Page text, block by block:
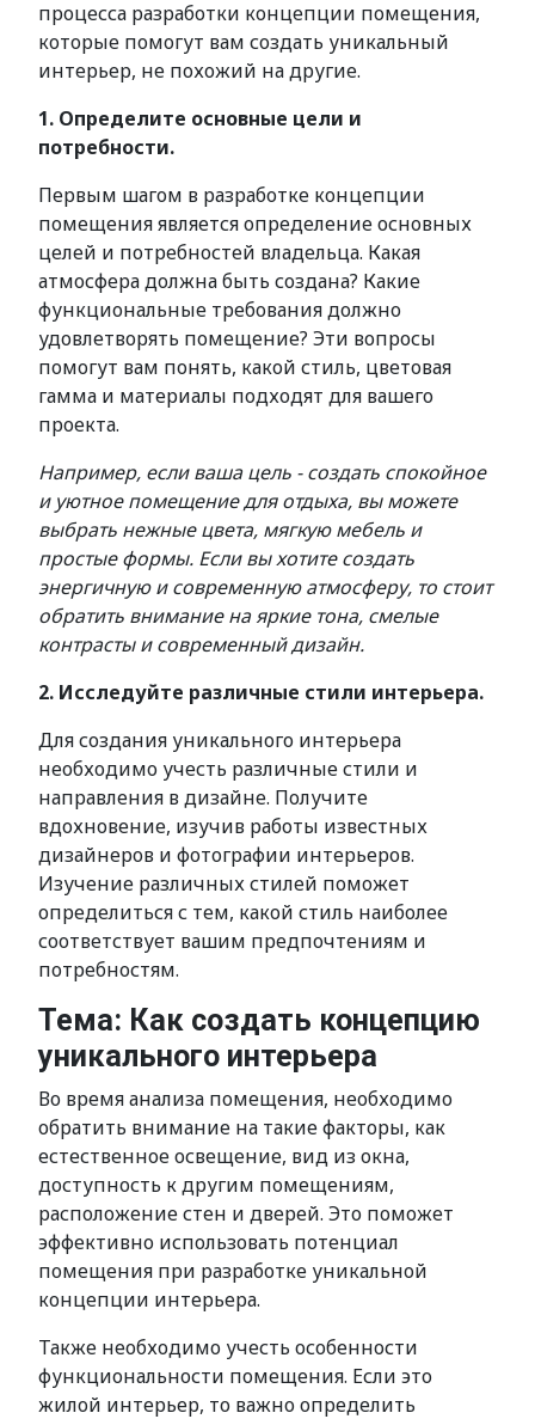
процесса разработки концепции помещения,
которые помогут вам создать уникальный
интерьер, не похожий на другие.
1. Определите основные цели и
потребности.
Первым шагом в разработке концепции
помещения является определение основных
целей и потребностей владельца. Какая
атмосфера должна быть создана? Какие
функциональные требования должно
удовлетворять помещение? Эти вопросы
помогут вам понять, какой стиль, цветовая
гамма и материалы подходят для вашего
проекта.
Например, если ваша цель - создать спокойное
и уютное помещение для отдыха, вы можете
выбрать нежные цвета, мягкую мебель и
простые формы. Если вы хотите создать
энергичную и современную атмосферу, то стоит
обратить внимание на яркие тона, смелые
контрасты и современный дизайн.
2. Исследуйте различные стили интерьера.
Для создания уникального интерьера
необходимо учесть различные стили и
направления в дизайне. Получите
вдохновение, изучив работы известных
дизайнеров и фотографии интерьеров.
Изучение различных стилей поможет
определиться с тем, какой стиль наиболее
соответствует вашим предпочтениям и
потребностям.
Тема: Как создать концепцию
уникального интерьера
Во время анализа помещения, необходимо
обратить внимание на такие факторы, как
естественное освещение, вид из окна,
доступность к другим помещениям,
расположение стен и дверей. Это поможет
эффективно использовать потенциал
помещения при разработке уникальной
концепции интерьера.
Также необходимо учесть особенности
функциональности помещения. Если это
жилой интерьер, то важно определить